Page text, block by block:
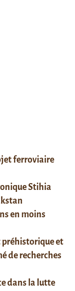
ferroviaire
Stihia
en moins
préhistorique et
de recherches
dans la lutte